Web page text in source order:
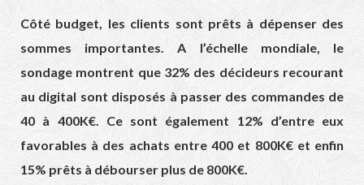
Côté budget, les clients sont prêts à dépenser des
sommes importantes. A l’échelle mondiale, le
sondage montrent que 32% des décideurs recourant
au digital sont disposés à passer des commandes de
40 à 400K€. Ce sont également 12% d’entre eux
favorables à des achats entre 400 et 800K€ et enfin
15% prêts à débourser plus de 800K€.